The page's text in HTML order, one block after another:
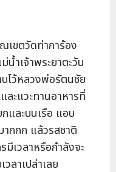
เขตวัดท่าการ้อง
ำเจ้าพระยาตะวัน
ไว้หลวงพ่อรัตนชัย
ละแวะทานอาหารที่
และบนเรือ แอบ
ากกก แล้วรสชาติ
มีเวลาหรือกำลังจะ
ลาเปล่าเลย